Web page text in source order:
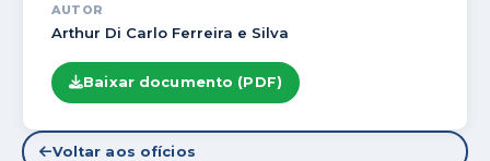
AUTOR
Arthur Di Carlo Ferreira e Silva
Baixar documento (PDF)
Voltar aos ofícios